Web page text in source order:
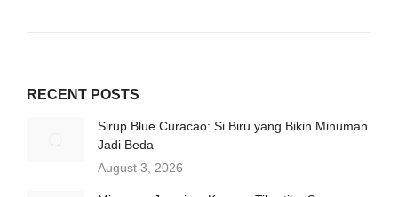
RECENT POSTS
Sirup Blue Curacao: Si Biru yang Bikin Minuman
Jadi Beda
August 3, 2026